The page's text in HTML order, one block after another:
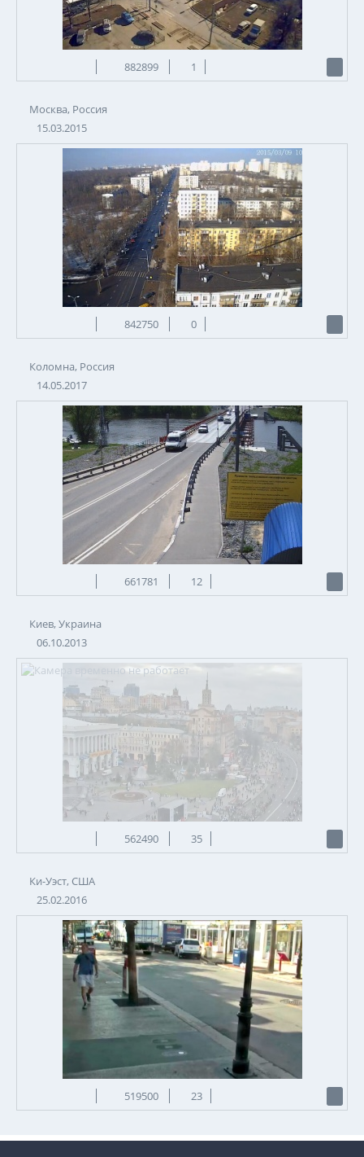
882899 1
Москва, Россия
15.03.2015
842750 0
Коломна, Россия
14.05.2017
661781 12
Киев, Украина
06.10.2013
562490 35
Ки-Уэст, США
25.02.2016
519500 23